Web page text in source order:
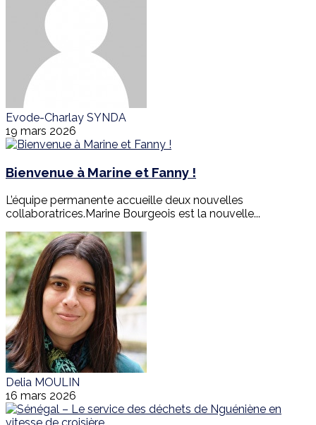
Evode-Charlay SYNDA
19 mars 2026
Bienvenue à Marine et Fanny !
L’équipe permanente accueille deux nouvelles
collaboratrices.Marine Bourgeois est la nouvelle...
Delia MOULIN
16 mars 2026